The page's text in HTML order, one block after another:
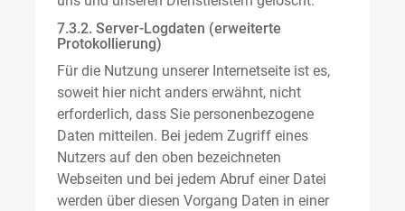
7.3.2. Server-Logdaten (erweiterte
Protokollierung)
Für die Nutzung unserer Internetseite ist es,
soweit hier nicht anders erwähnt, nicht
erforderlich, dass Sie personenbezogene
Daten mitteilen. Bei jedem Zugriff eines
Nutzers auf den oben bezeichneten
Webseiten und bei jedem Abruf einer Datei
werden über diesen Vorgang Daten in einer